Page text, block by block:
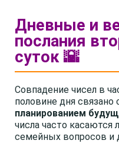
Дневные и
послания
суток 🌇
Совпадение чисел в
половине дня связано
планированием
числа часто касаются
семейных вопросов и